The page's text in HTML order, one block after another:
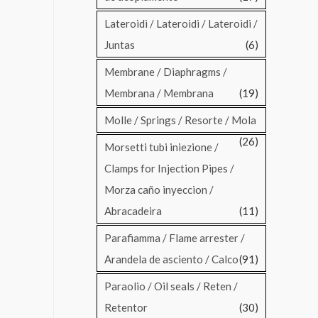
Lateroidi / Lateroidi / Lateroidi /
Juntas
(6)
Membrane / Diaphragms /
Membrana / Membrana
(19)
Molle / Springs / Resorte / Mola
(26)
Morsetti tubi iniezione /
Clamps for Injection Pipes /
Morza caño inyeccion /
Abracadeira
(11)
Parafiamma / Flame arrester /
Arandela de asciento / Calco(91)
Paraolio / Oil seals / Reten /
Retentor
(30)